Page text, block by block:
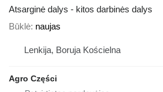
Atsarginė dalys - kitos darbinės dalys
Būklė naujas
Lenkija, Boruja Kościelna
Agro Części